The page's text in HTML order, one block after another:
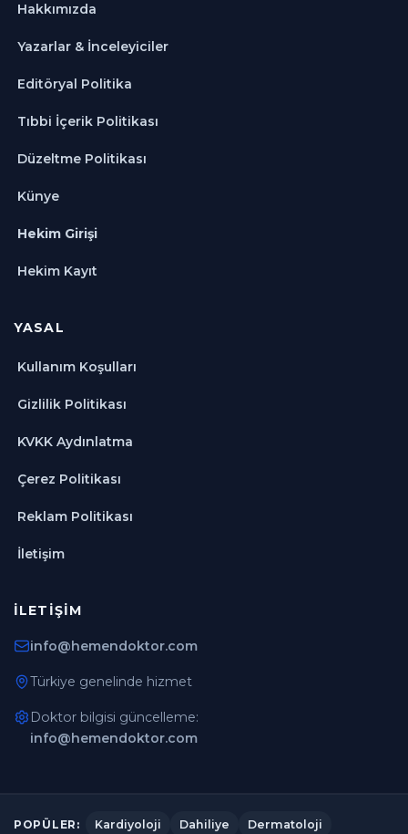
Hakkımızda
Yazarlar & İnceleyiciler
Editöryal Politika
Tıbbi İçerik Politikası
Düzeltme Politikası
Künye
Hekim Girişi
Hekim Kayıt
YASAL
Kullanım Koşulları
Gizlilik Politikası
KVKK Aydınlatma
Çerez Politikası
Reklam Politikası
İletişim
İLETIŞIM
info@hemendoktor.com
Türkiye genelinde hizmet
Doktor bilgisi güncelleme:
info@hemendoktor.com
POPÜLER: Kardiyoloji Dahiliye Dermatoloji